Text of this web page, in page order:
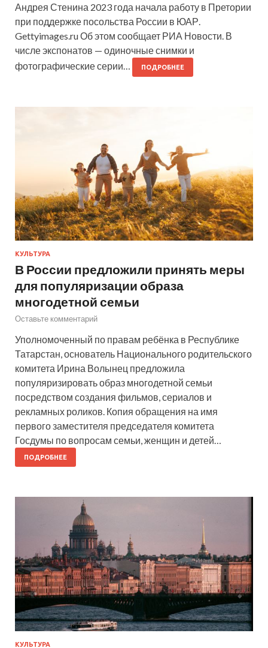
Андрея Стенина 2023 года начала работу в Претории
при поддержке посольства России в ЮАР.
Gettyimages.ru Об этом сообщает РИА Новости. В
числе экспонатов — одиночные снимки и
фотографические серии…
ПОДРОБНЕЕ
КУЛЬТУРА
В России предложили принять меры
для популяризации образа
многодетной семьи
Оставьте комментарий
Уполномоченный по правам ребёнка в Республике
Татарстан, основатель Национального родительского
комитета Ирина Волынец предложила
популяризировать образ многодетной семьи
посредством создания фильмов, сериалов и
рекламных роликов. Копия обращения на имя
первого заместителя председателя комитета
Госдумы по вопросам семьи, женщин и детей…
ПОДРОБНЕЕ
КУЛЬТУРА